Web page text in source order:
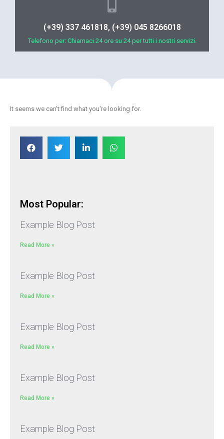
(+39) 337 461818, (+39) 045 8266018
Telefono per: Chiamaci 24 ore su 24 per tutti i nostri servizi.
It seems we can't find what you're looking for.
Most Popular:
Example Blog Post
Read More »
Example Blog Post
Read More »
Example Blog Post
Read More »
Example Blog Post
Read More »
Example Blog Post